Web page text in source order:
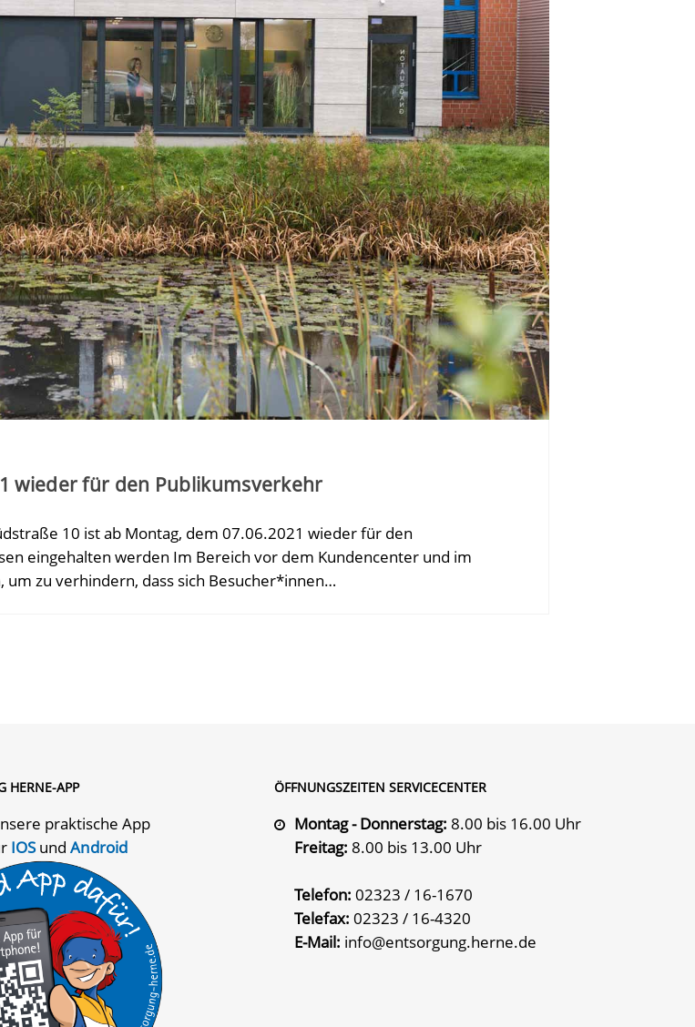
wieder für den Publikumsverkehr
10 ist ab Montag, dem 07.06.2021 wieder für den
eingehalten werden Im Bereich vor dem Kundencenter und im
zu verhindern, dass sich Besucher*innen…
HERNE-APP
praktische App
IOSundAndroid
ÖFFNUNGSZEITEN SERVICECENTER
Montag - Donnerstag: 8.00 bis 16.00 Uhr
Freitag: 8.00 bis 13.00 Uhr
Telefon: 02323 / 16-1670
Telefax: 02323 / 16-4320
E-Mail: info@entsorgung.herne.de